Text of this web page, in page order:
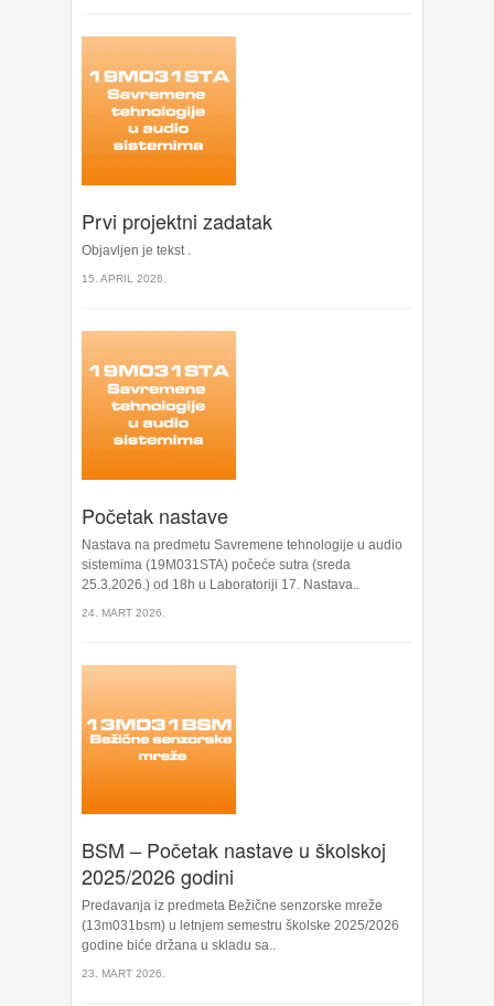
Prvi projektni zadatak
Objavljen je tekst .
15. APRIL 2026.
Početak nastave
Nastava na predmetu Savremene tehnologije u audio
sistemima (19M031STA) počeće sutra (sreda
25.3.2026.) od 18h u Laboratoriji 17. Nastava..
24. MART 2026.
BSM – Početak nastave u školskoj
2025/2026 godini
Predavanja iz predmeta Bežične senzorske mreže
(13m031bsm) u letnjem semestru školske 2025/2026
godine biće držana u skladu sa..
23. MART 2026.